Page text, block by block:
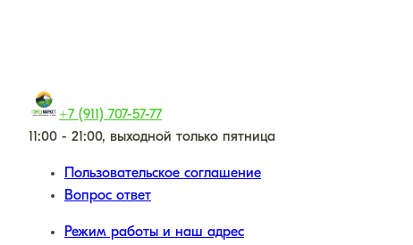
+7 (911) 707-57-77
11:00 - 21:00, выходной только пятница
Пользовательское соглашение
Вопрос ответ
Режим работы и наш адрес